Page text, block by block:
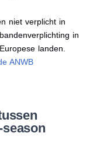
niet verplicht in
in
landen.
ANWB